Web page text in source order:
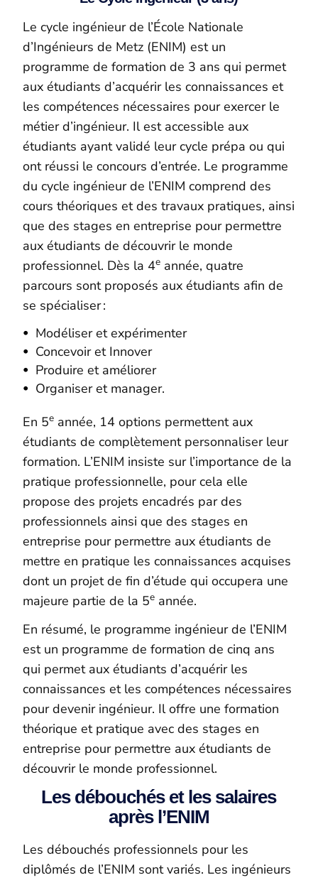
Le cycle ingénieur de l’École Nationale
d’Ingénieurs de Metz (ENIM) est un
programme de formation de 3 ans qui permet
aux étudiants d’acquérir les connaissances et
les compétences nécessaires pour exercer le
métier d’ingénieur. Il est accessible aux
étudiants ayant validé leur cycle prépa ou qui
ont réussi le concours d’entrée. Le programme
du cycle ingénieur de l’ENIM comprend des
cours théoriques et des travaux pratiques, ainsi
que des stages en entreprise pour permettre
aux étudiants de découvrir le monde
professionnel. Dès la 4e année, quatre
parcours sont proposés aux étudiants afin de
se spécialiser :
Modéliser et expérimenter
Concevoir et Innover
Produire et améliorer
Organiser et manager.
En 5e année, 14 options permettent aux
étudiants de complètement personnaliser leur
formation. L’ENIM insiste sur l’importance de la
pratique professionnelle, pour cela elle
propose des projets encadrés par des
professionnels ainsi que des stages en
entreprise pour permettre aux étudiants de
mettre en pratique les connaissances acquises
dont un projet de fin d’étude qui occupera une
majeure partie de la 5e année.
En résumé, le programme ingénieur de l’ENIM
est un programme de formation de cinq ans
qui permet aux étudiants d’acquérir les
connaissances et les compétences nécessaires
pour devenir ingénieur. Il offre une formation
théorique et pratique avec des stages en
entreprise pour permettre aux étudiants de
découvrir le monde professionnel.
Les débouchés et les salaires
après l’ENIM
Les débouchés professionnels pour les
diplômés de l’ENIM sont variés. Les ingénieurs